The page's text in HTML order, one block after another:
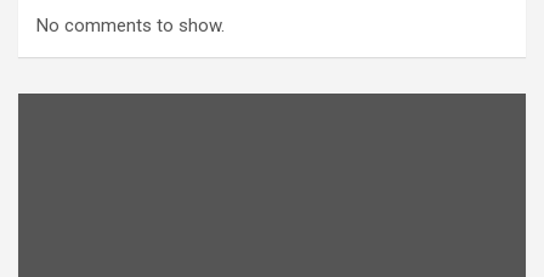
No comments to show.